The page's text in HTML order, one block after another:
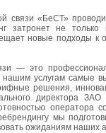
связи «БеСТ»
затронет не
новые подходы
— это
услугам самые
решения,
директора
оператора
мы
ожиданиям наших